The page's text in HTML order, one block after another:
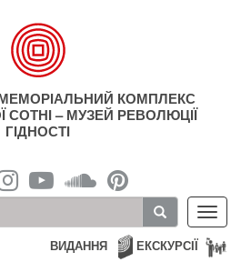
КОМПЛЕКС
СОТНІ – МУЗЕЙ РЕВОЛЮЦІЇ
ГІДНОСТІ
ЕКСКУРСІЇ
ВИДАННЯ